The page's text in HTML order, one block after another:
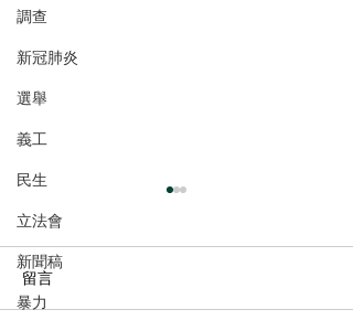
調查
新冠肺炎
選舉
義工
民生
立法會
新聞稿
暴力
留言